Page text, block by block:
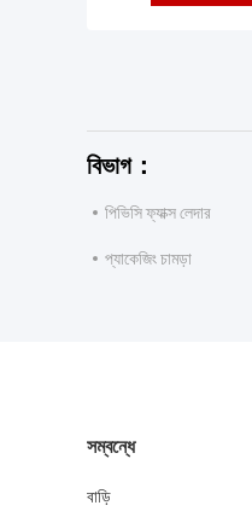
বিভাগ：
পিভিসি ফ্যাক্স লেদার
প্যাকেজিং চামড়া
সম্বন্ধে
বাড়ি